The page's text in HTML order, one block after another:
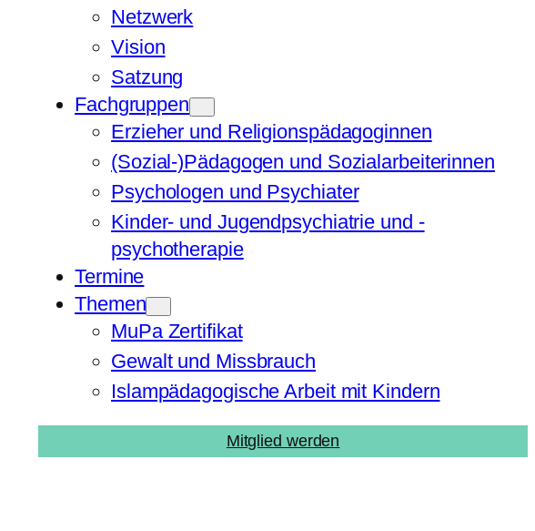
Netzwerk
Vision
Satzung
Fachgruppen
Erzieher und Religionspädagoginnen
(Sozial-)Pädagogen und Sozialarbeiterinnen
Psychologen und Psychiater
Kinder- und Jugendpsychiatrie und -
psychotherapie
Termine
Themen
MuPa Zertifikat
Gewalt und Missbrauch
Islampädagogische Arbeit mit Kindern
Mitglied werden